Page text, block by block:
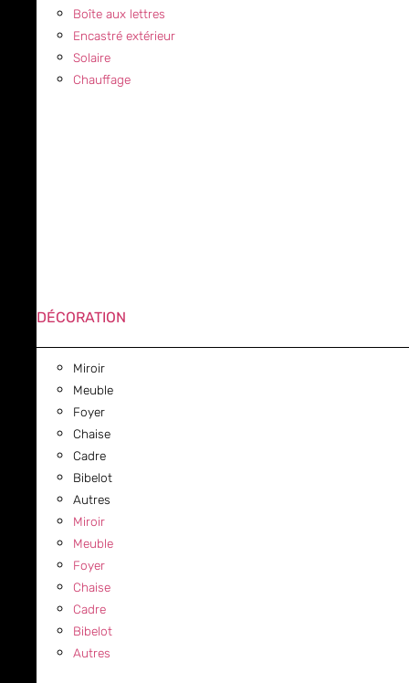
Boîte aux lettres
Encastré extérieur
Solaire
Chauffage
DÉCORATION
Miroir
Meuble
Foyer
Chaise
Cadre
Bibelot
Autres
Miroir
Meuble
Foyer
Chaise
Cadre
Bibelot
Autres